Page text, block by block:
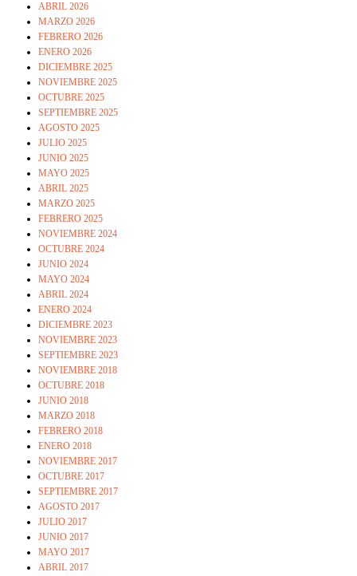
ABRIL 2026
MARZO 2026
FEBRERO 2026
ENERO 2026
DICIEMBRE 2025
NOVIEMBRE 2025
OCTUBRE 2025
SEPTIEMBRE 2025
AGOSTO 2025
JULIO 2025
JUNIO 2025
MAYO 2025
ABRIL 2025
MARZO 2025
FEBRERO 2025
NOVIEMBRE 2024
OCTUBRE 2024
JUNIO 2024
MAYO 2024
ABRIL 2024
ENERO 2024
DICIEMBRE 2023
NOVIEMBRE 2023
SEPTIEMBRE 2023
NOVIEMBRE 2018
OCTUBRE 2018
JUNIO 2018
MARZO 2018
FEBRERO 2018
ENERO 2018
NOVIEMBRE 2017
OCTUBRE 2017
SEPTIEMBRE 2017
AGOSTO 2017
JULIO 2017
JUNIO 2017
MAYO 2017
ABRIL 2017